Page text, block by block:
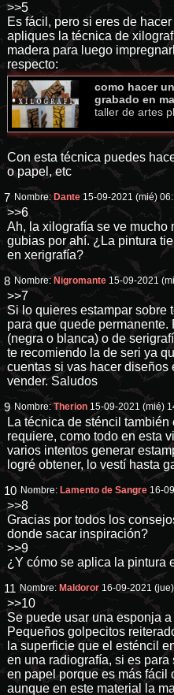
>>5
Es fácil, pero si eres de
apliques la técnica de
madera para luego
respecto:
como hacer
grabado en
taller de artes
Con esta técnica puedes
o papel, etc
7 Nombre: Dante 15-09-2021 (mié)
>>6
Ah, la xilografía se ve mucho
gubias por ahí. ¿La pintura
en xerigrafía?
8 Nombre: Nigromante 15-09-2021
>>7
Si lo quieres estampar sobre
para que quede permanente.
(negra o blanca) o de
te recomiendo la de seri ya
cuentas si vas hacer diseños
vender. Saludos
9 Nombre:Therion 15-09-2021 (mié)
La técnica de sténcil
requiere, como todo en esta
varios intentos generar
logré obtener, lo vestí hasta
10 Nombre: Lamento de Sangre 16-
>>8
Gracias por todos los
donde sacar inspiración?
>>9
¿Y cómo se aplica la pintura
11 Nombre: Maldoror 16-09-2021
>>10
Se puede usar una esponja
Pequeños golpecitos
la superficie que el esténcil
en una radiografía, si es
en papel porque es más fácil
aunque en este material la